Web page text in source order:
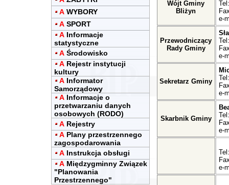
A WYBORY
A SPORT
A Informacje
statystyczne
A Środowisko
A Rejestr instytucji
kultury
A Informator
Samorządowy
A Informacje o
przetwarzaniu danych
osobowych (RODO)
A Rejestry
A Plany przestrzennego
zagospodarowania
A Instrukcja obsługi
A Międzygminny Związek
"Planowania
Przestrzennego"
Wójt Gminy
Bliżyn
e-
Przewodniczący
Rady Gminy
e-
Sekretarz Gminy
e-
Skarbnik Gminy
e-
Tel:
e-